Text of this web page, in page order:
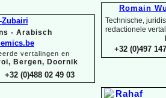
Romain
Technische,
redactionele
+32 (0)497
Zubairi
- Arabisch
vertalingen en
Bergen, Doornik
+32 (0)488 02 49 03